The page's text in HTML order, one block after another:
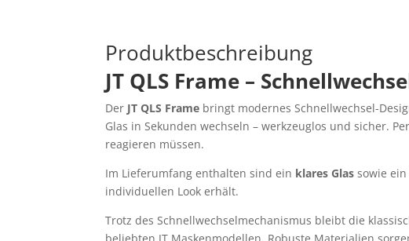
Produktbeschreibung
JT QLS Frame –
Der JT QLS Frame bringt modernes Schnellwechsel-
Glas in Sekunden wechseln – werkzeuglos und sicher.
reagieren müssen.
Im Lieferumfang enthalten sind ein klares Glas sowie ein
individuellen Look erhält.
Trotz des Schnellwechselmechanismus bleibt die